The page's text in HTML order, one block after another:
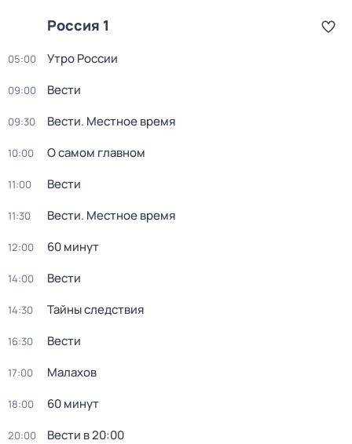
Россия 1
05:00 Утро России
09:00 Вести
09:30 Вести. Местное время
10:00 О самом главном
11:00 Вести
11:30 Вести. Местное время
12:00 60 минут
14:00 Вести
14:30 Тайны следствия
16:30 Вести
17:00 Малахов
18:00 60 минут
20:00 Вести в 20:00